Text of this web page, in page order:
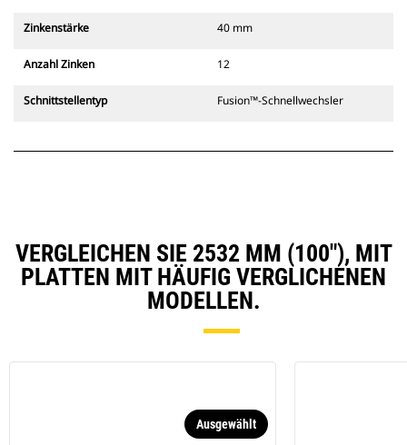
Zinkenstärke 40 mm
Anzahl Zinken 12
Schnittstellentyp Fusion™-Schnellwechsler
VERGLEICHEN SIE 2532 MM (100"), MIT
PLATTEN MIT HÄUFIG VERGLICHENEN
MODELLEN.
Ausgewählt